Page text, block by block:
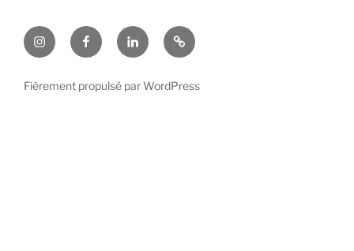
InstagramFacebookLinkedInPolitique
de
Fièrement propulsé par WordPress